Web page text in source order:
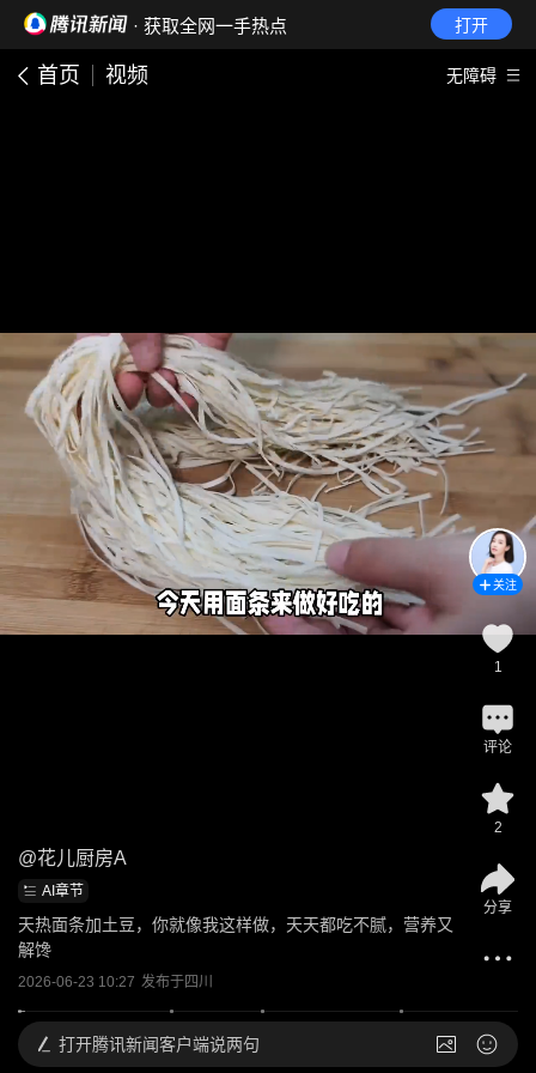
· 获取全网一手热点 打开
首页 视频 无障碍
@花儿厨房A
AI章节
天热面条加土豆，你就像我这样做，天天都吃不腻，营养又
解馋
2026-06-23 10:27 发布于四川
关注
1
评论
2
分享
打开腾讯新闻客户端说两句